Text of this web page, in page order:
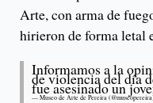
Arte, con arma de
hirieron de forma letal
Informamos a la
de violencia del día
fue asesinado un
— Museo de Arte de Pereira